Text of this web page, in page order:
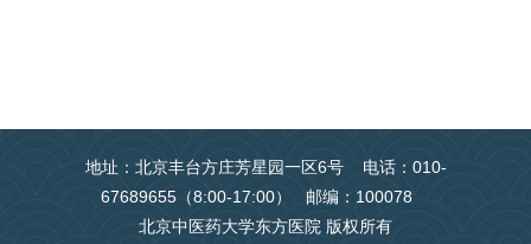
地址：北京丰台方庄芳星园一区6号 电话：010-
67689655（8:00-17:00） 邮编：100078
北京中医药大学东方医院 版权所有